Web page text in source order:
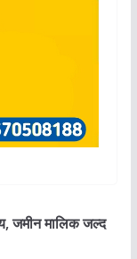
जमीन मालिक जल्द